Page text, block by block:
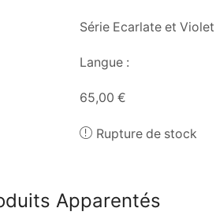
Série Ecarlate et
Langue :
65,00 €
Rupture de stock
Apparentés